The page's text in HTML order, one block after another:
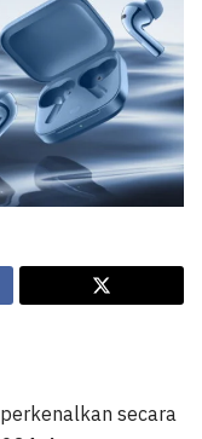
secara